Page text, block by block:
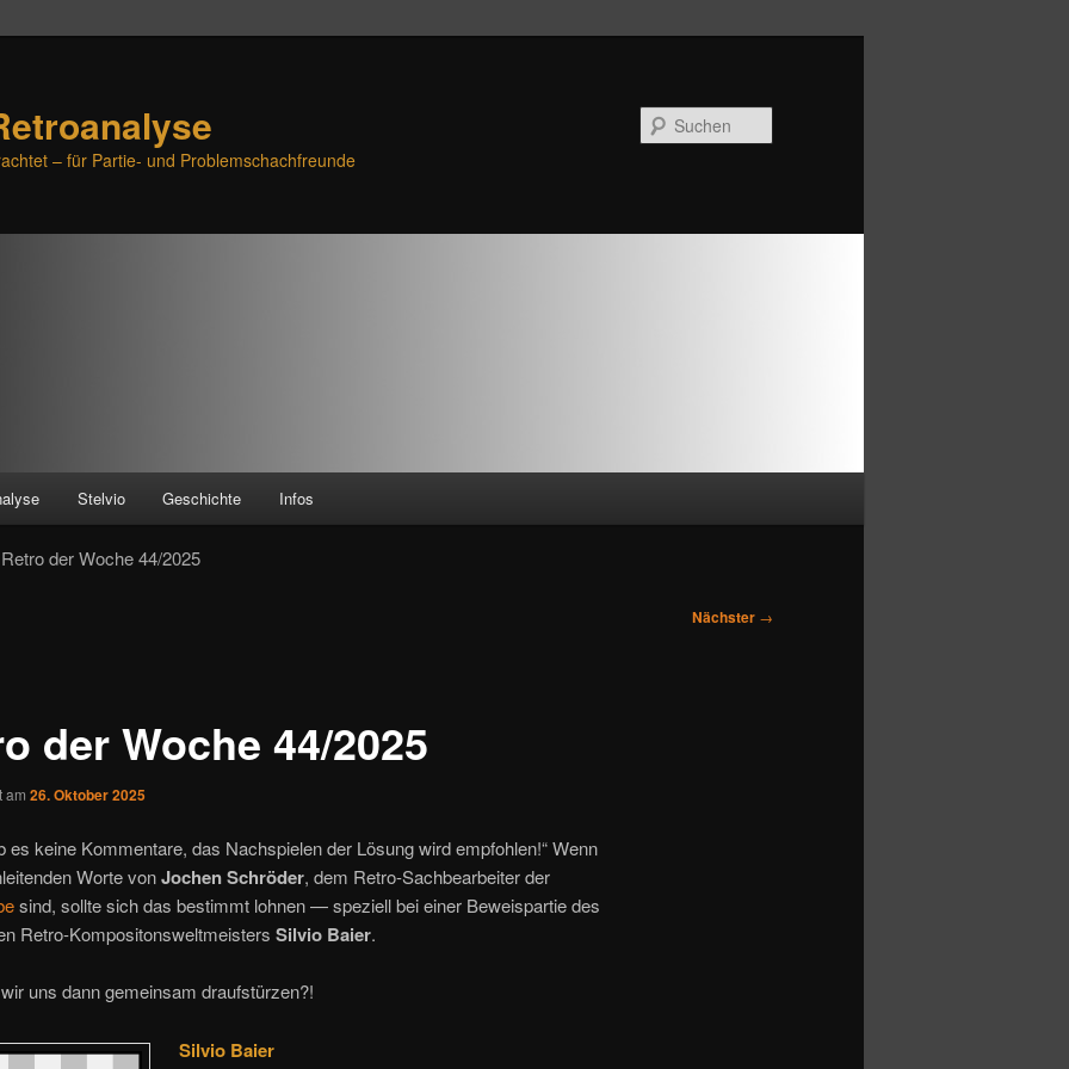
– für Partie- und Problemschachfreunde
Stelvio Geschichte Infos
der Woche 44/2025
Nächster →
der Woche 44/2025
am 26. Oktober 2025
es keine Kommentare, das Nachspielen der Lösung wird empfohlen!“ Wenn
Worte vonJochen Schröder, dem Retro-Sachbearbeiter der
sind, sollte sich das bestimmt lohnen — speziell bei einer Beweispartie des
Retro-Kompositonsweltmeisters Silvio Baier.
uns dann gemeinsam draufstürzen?!
Silvio Baier